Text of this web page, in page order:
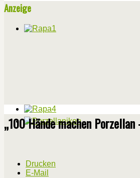
Anzeige
„100 Hände machen
Drucken
E-Mail